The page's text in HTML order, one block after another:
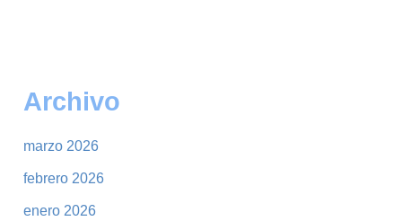
Archivo
marzo 2026
febrero 2026
enero 2026